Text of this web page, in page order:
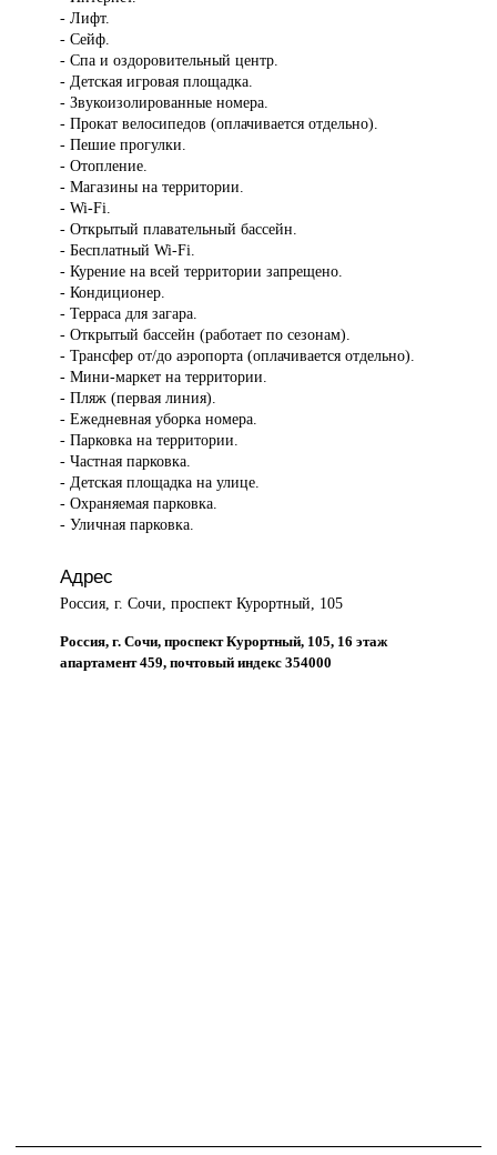
- Лифт.
- Сейф.
- Спа и оздоровительный центр.
- Детская игровая площадка.
- Звукоизолированные номера.
- Прокат велосипедов (оплачивается отдельно).
- Пешие прогулки.
- Отопление.
- Магазины на территории.
- Wi-Fi.
- Открытый плавательный бассейн.
- Бесплатный Wi-Fi.
- Курение на всей территории запрещено.
- Кондиционер.
- Терраса для загара.
- Открытый бассейн (работает по сезонам).
- Трансфер от/до аэропорта (оплачивается отдельно).
- Мини-маркет на территории.
- Пляж (первая линия).
- Ежедневная уборка номера.
- Парковка на территории.
- Частная парковка.
- Детская площадка на улице.
- Охраняемая парковка.
- Уличная парковка.
Адрес
Россия, г. Сочи, проспект Курортный, 105
Россия, г. Сочи, проспект Курортный, 105, 16 этаж
апартамент 459, почтовый индекс 354000